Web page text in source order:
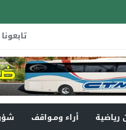
تابعونا
أراء ومـواقف